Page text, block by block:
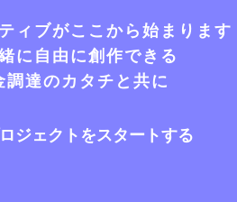
ィブがここから始まります
に自由に創作できる
調達のカタチと共に
ジェクトをスタートする